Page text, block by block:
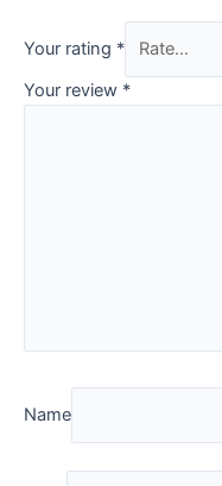
Your rating *
Your review *
Name